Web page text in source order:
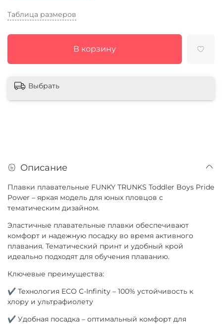
Таблица размеров
В корзину
Выбрать
Описание
Плавки плавательные FUNKY TRUNKS Toddler Boys Pride
Power – яркая модель для юных пловцов с
тематическим дизайном.
Эластичные плавательные плавки обеспечивают
комфорт и надежную посадку во время активного
плавания. Тематический принт и удобный крой
идеально подходят для обучения плаванию.
Ключевые преимущества:
✔ Технология ECO C-Infinity – 100% устойчивость к
хлору и ультрафиолету
✔ Удобная посадка – оптимальный комфорт для